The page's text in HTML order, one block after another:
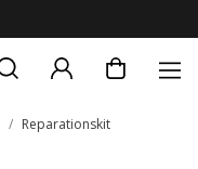
Reparationskit